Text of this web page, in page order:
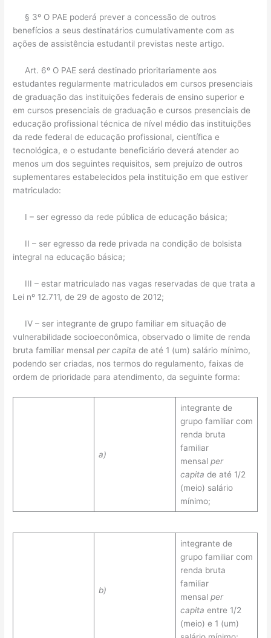
§ 3º O PAE poderá prever a concessão de outros
benefícios a seus destinatários cumulativamente com as
ações de assistência estudantil previstas neste artigo.
Art. 6º O PAE será destinado prioritariamente aos
estudantes regularmente matriculados em cursos presenciais
de graduação das instituições federais de ensino superior e
em cursos presenciais de graduação e cursos presenciais de
educação profissional técnica de nível médio das instituições
da rede federal de educação profissional, científica e
tecnológica, e o estudante beneficiário deverá atender ao
menos um dos seguintes requisitos, sem prejuízo de outros
suplementares estabelecidos pela instituição em que estiver
matriculado:
I – ser egresso da rede pública de educação básica;
II – ser egresso da rede privada na condição de bolsista
integral na educação básica;
III – estar matriculado nas vagas reservadas de que trata a
Lei nº 12.711, de 29 de agosto de 2012;
IV – ser integrante de grupo familiar em situação de
vulnerabilidade socioeconômica, observado o limite de renda
bruta familiar mensalper capita de até 1 (um) salário mínimo,
podendo ser criadas, nos termos do regulamento, faixas de
ordem de prioridade para atendimento, da seguinte forma:
a)
integrante de
grupo familiar com
renda bruta
familiar
mensal per
capita de até 1/2
(meio) salário
mínimo;
b)
integrante de
grupo familiar com
renda bruta
familiar
mensal per
capita entre 1/2
(meio) e 1 (um)